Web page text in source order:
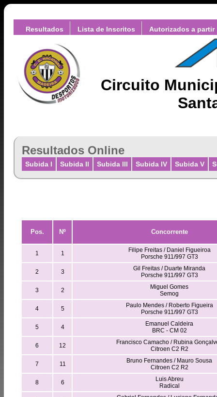
Resultados Lista de Inscritos Autorizados a partir
Circuito
Resultados Online
Subida I Subida II Subida III Subida IV Subida V
Pos. Nº Concorrente
1 1
Filipe Freitas / Daniel Figueiroa
Porsche 911/997 GT3
2 3
Gil Freitas / Duarte Miranda
Porsche 911/997 GT3
3 2
Miguel Gomes
Semog
4 5
Paulo Mendes / Roberto Figueira
Porsche 911/997 GT3
5 4
Emanuel Caldeira
BRC - CM 02
6 12
Francisco Camacho / Rubina
Citroen C2 R2
7 11
Bruno Fernandes / Mauro Sousa
Citroen C2 R2
8 6
Luis Abreu
Radical